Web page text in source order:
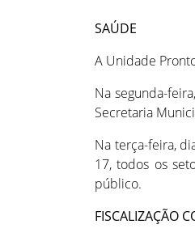
SAÚDE
A Unidade
Na segunda-
Secretaria
Na terça-feira,
17, todos os
público.
FISCALIZAÇÃO